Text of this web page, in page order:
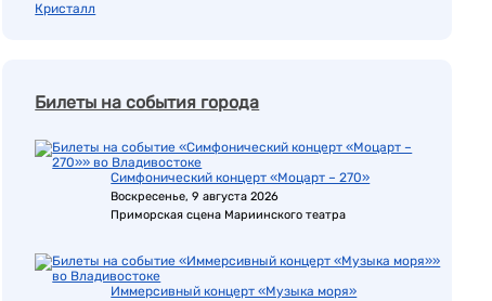
Кристалл
Билеты на события города
Симфонический концерт «Моцарт – 270»
Воскресенье, 9 августа 2026
Приморская сцена Мариинского театра
Иммерсивный концерт «Музыка моря»